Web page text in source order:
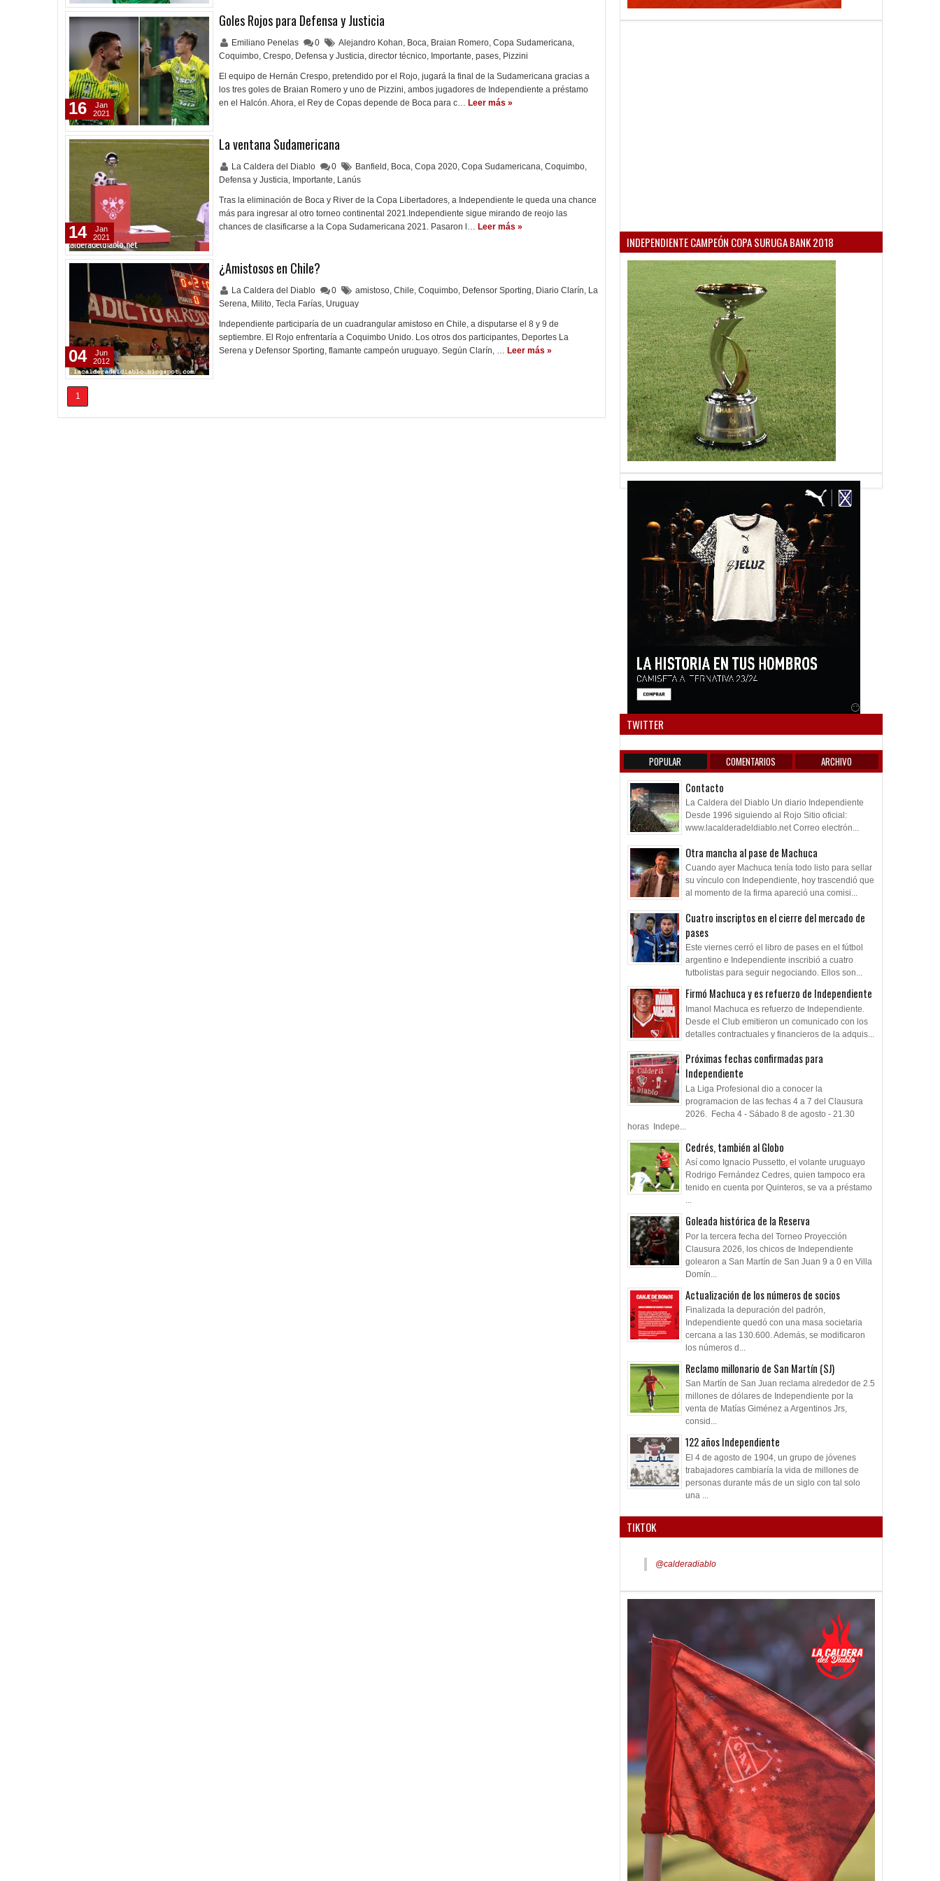
Goles Rojos para Defensa y Justicia
Emiliano Penelas 0 Alejandro Kohan, Boca, Braian Romero, Copa Sudamericana,
Coquimbo, Crespo, Defensa y Justicia, director técnico, Importante, pases, Pizzini
El equipo de Hernán Crespo, pretendido por el Rojo, jugará la final de la Sudamericana gracias a
los tres goles de Braian Romero y uno de Pizzini, ambos jugadores de Independiente a préstamo
en el Halcón. Ahora, el Rey de Copas depende de Boca para c… Leer más »
16
Jan
2021
La ventana Sudamericana
La Caldera del Diablo 0 Banfield , Boca, Copa 2020, Copa Sudamericana, Coquimbo,
Defensa y Justicia, Importante, Lanús
Tras la eliminación de Boca y River de la Copa Libertadores, a Independiente le queda una chance
más para ingresar al otro torneo continental 2021.Independiente sigue mirando de reojo las
chances de clasificarse a la Copa Sudamericana 2021. Pasaron l… Leer más »
14
Jan
2021
¿Amistosos en Chile?
La Caldera del Diablo 0 amistoso, Chile, Coquimbo, Defensor Sporting, Diario Clarín, La
Serena, Milito, Tecla Farías, Uruguay
Independiente participaría de un cuadrangular amistoso en Chile, a disputarse el 8 y 9 de
septiembre. El Rojo enfrentaría a Coquimbo Unido. Los otros dos participantes, Deportes La
Serena y Defensor Sporting, flamante campeón uruguayo. Según Clarín, … Leer más »
04
Jun
2012
1
INDEPENDIENTE CAMPEÓN COPA SURUGA BANK 2018
TWITTER
POPULAR COMENTARIOS ARCHIVO
Contacto
La Caldera del Diablo Un diario Independiente
Desde 1996 siguiendo al Rojo Sitio oficial:
www.lacalderadeldiablo.net Correo electrón...
Otra mancha al pase de Machuca
Cuando ayer Machuca tenía todo listo para sellar
su vínculo con Independiente, hoy trascendió que
al momento de la firma apareció una comisi...
Cuatro inscriptos en el cierre del mercado de
pases
Este viernes cerró el libro de pases en el fútbol
argentino e Independiente inscribió a cuatro
futbolistas para seguir negociando. Ellos son...
Firmó Machuca y es refuerzo de Independiente
Imanol Machuca es refuerzo de Independiente.
Desde el Club emitieron un comunicado con los
detalles contractuales y financieros de la adquis...
Próximas fechas confirmadas para
Independiente
La Liga Profesional dio a conocer la
programacion de las fechas 4 a 7 del Clausura
2026. Fecha 4 - Sábado 8 de agosto - 21.30
horas Indepe...
Cedrés, también al Globo
Así como Ignacio Pussetto, el volante uruguayo
Rodrigo Fernández Cedres, quien tampoco era
tenido en cuenta por Quinteros, se va a préstamo
...
Goleada histórica de la Reserva
Por la tercera fecha del Torneo Proyección
Clausura 2026, los chicos de Independiente
golearon a San Martín de San Juan 9 a 0 en Villa
Domín...
Actualización de los números de socios
Finalizada la depuración del padrón,
Independiente quedó con una masa societaria
cercana a las 130.600. Además, se modificaron
los números d...
Reclamo millonario de San Martín (SJ)
San Martín de San Juan reclama alrededor de 2.5
millones de dólares de Independiente por la
venta de Matías Giménez a Argentinos Jrs,
consid...
122 años Independiente
El 4 de agosto de 1904, un grupo de jóvenes
trabajadores cambiaría la vida de millones de
personas durante más de un siglo con tal solo
una ...
TIKTOK
@calderadiablo